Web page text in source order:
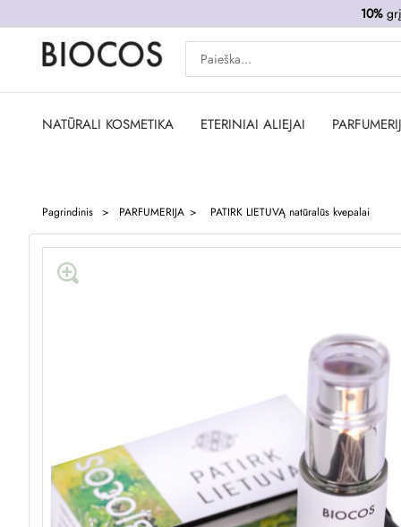
10%
NATŪRALI KOSMETIKA ETERINIAI ALIEJAI
Pagrindinis PARFUMERIJA PATIRK LIETUVĄ natūralūs kvepalai